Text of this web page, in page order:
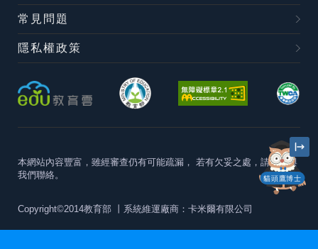
貓頭鷹博士
常見問題
隱私權政策
本網站內容豐富，雖經審查仍有可能疏漏， 若有欠妥之處，請隨時與
我們聯絡。
Copyright©2014教育部 丨系統維運廠商：卡米爾有限公司